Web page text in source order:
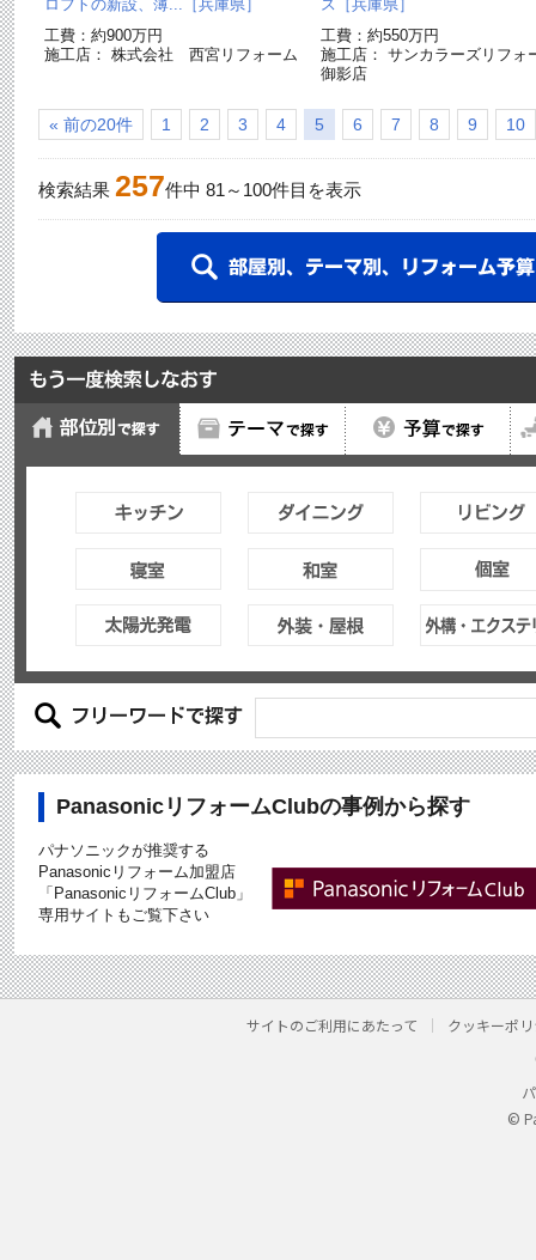
ロフトの新設、薄...［兵庫県］
工費：約900万円
施工店： 株式会社 西宮リフォーム
ス［兵庫県］
工費：約550万円
施工店： サンカラーズリフ
御影店
« 前の20件 1 2 3 4 5 6 7 8 9 10
検索結果 257件中 81 ～ 100件目を表示
PanasonicリフォームClubの事例から探す
パナソニックが推奨する
Panasonicリフォーム加盟店
「PanasonicリフォームClub」
専用サイトもご覧下さい
サイトのご利用にあたって クッキーポ
©